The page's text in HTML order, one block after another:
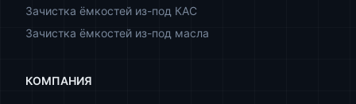
Зачистка ёмкостей из-под КАС
Зачистка ёмкостей из-под масла
КОМПАНИЯ